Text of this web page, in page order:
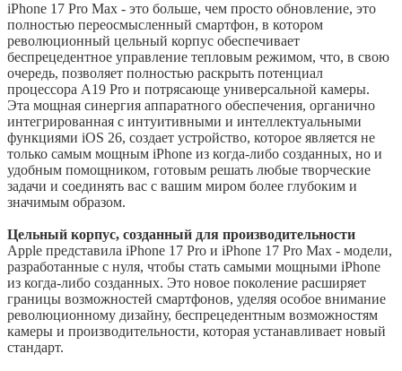
iPhone 17 Pro Max - это больше, чем просто обновление, это
полностью переосмысленный смартфон, в котором
революционный цельный корпус обеспечивает
беспрецедентное управление тепловым режимом, что, в свою
очередь, позволяет полностью раскрыть потенциал
процессора A19 Pro и потрясающе универсальной камеры.
Эта мощная синергия аппаратного обеспечения, органично
интегрированная с интуитивными и интеллектуальными
функциями iOS 26, создает устройство, которое является не
только самым мощным iPhone из когда-либо созданных, но и
удобным помощником, готовым решать любые творческие
задачи и соединять вас с вашим миром более глубоким и
значимым образом.
Цельный корпус, созданный для производительности
Apple представила iPhone 17 Pro и iPhone 17 Pro Max - модели,
разработанные с нуля, чтобы стать самыми мощными iPhone
из когда-либо созданных. Это новое поколение расширяет
границы возможностей смартфонов, уделяя особое внимание
революционному дизайну, беспрецедентным возможностям
камеры и производительности, которая устанавливает новый
стандарт.